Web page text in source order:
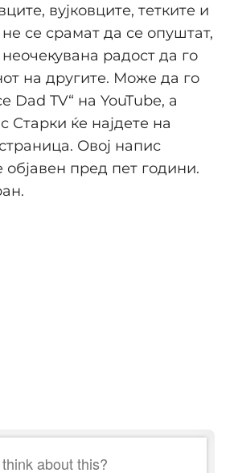
вујковците, тетките и
се срамат да се опуштат,
радост да го
на другите. Може да го
Dad TV“ на YouTube, а
Старки ќе најдете на
Овој напис
пред пет години.